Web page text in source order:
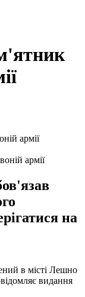
армії
на
в місті Лешно
видання